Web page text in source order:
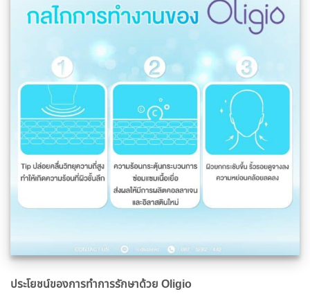
ประโยชน์ของการทำการรักษาด้วย Oligio